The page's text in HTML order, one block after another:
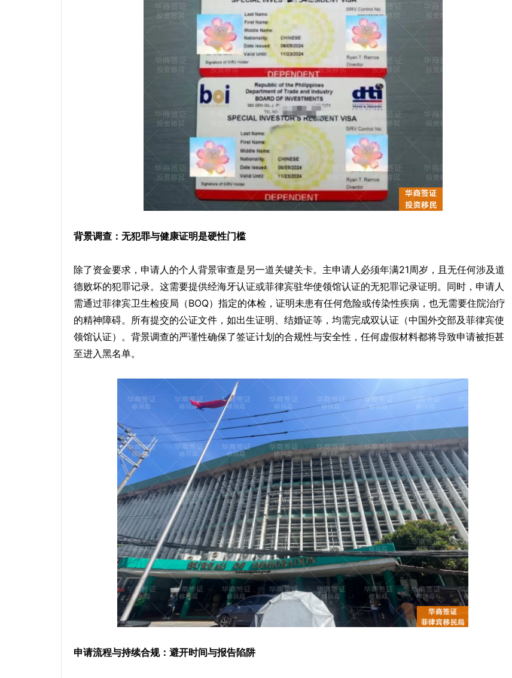
背景调查：无犯罪与健康证明是硬性门槛
除了资金要求，申请人的个人背景审查是另一道关键关卡。主申请人必须年满21周岁，且无任何涉及道
德败坏的犯罪记录。这需要提供经海牙认证或菲律宾驻华使领馆认证的无犯罪记录证明。同时，申请人
需通过菲律宾卫生检疫局（BOQ）指定的体检，证明未患有任何危险或传染性疾病，也无需要住院治疗
的精神障碍。所有提交的公证文件，如出生证明、结婚证等，均需完成双认证（中国外交部及菲律宾使
领馆认证）。背景调查的严谨性确保了签证计划的合规性与安全性，任何虚假材料都将导致申请被拒甚
至进入黑名单。
申请流程与持续合规：避开时间与报告陷阱